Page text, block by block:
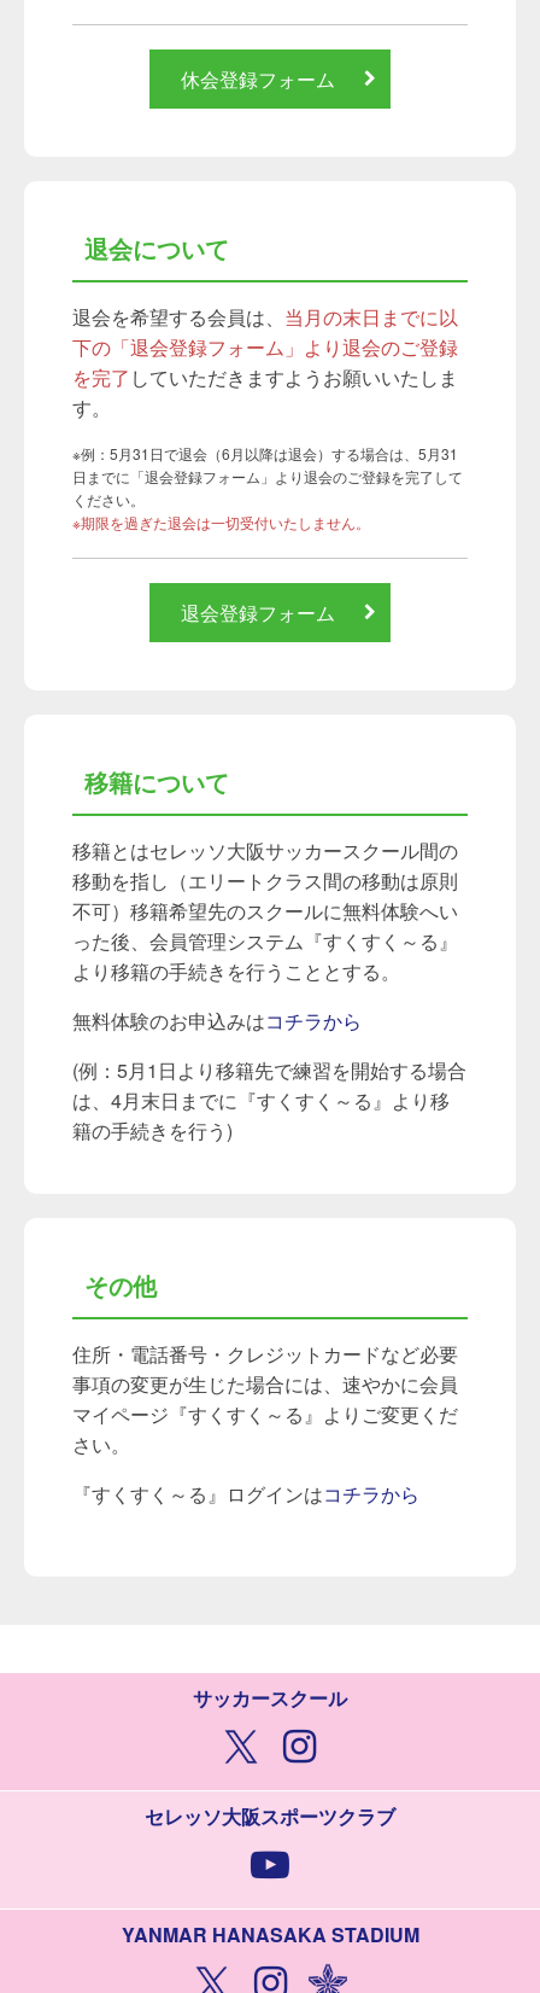
休会登録フォーム
退会について
退会を希望する会員は、 当月の末日までに以
下の「退会登録フォーム」より退会のご登録
を完了 していただきますようお願いいたしま
す。
※例：5月31日で退会（6月以降は退会）する場合は、5月31
日までに「退会登録フォーム」より退会のご登録を完了して
ください。
※期限を過ぎた退会は一切受付いたしません。
退会登録フォーム
移籍について
移籍とはセレッソ大阪サッカースクール間の
移動を指し（エリートクラス間の移動は原則
不可）移籍希望先のスクールに無料体験へい
った後、会員管理システム『すくすく～る』
より移籍の手続きを行うこととする。
無料体験のお申込みはコチラから
(例：5月1日より移籍先で練習を開始する場合
は、4月末日までに『すくすく～る』より移
籍の手続きを行う)
その他
住所・電話番号・クレジットカードなど必要
事項の変更が生じた場合には、速やかに会員
マイページ『すくすく～る』よりご変更くだ
さい。
『すくすく～る』ログインはコチラから
サッカースクール
セレッソ大阪スポーツクラブ
YANMAR HANASAKA STADIUM